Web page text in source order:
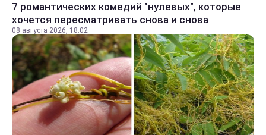
7 романтических комедий "нулевых", которые
хочется пересматривать снова и снова
08 августа 2026, 18:02